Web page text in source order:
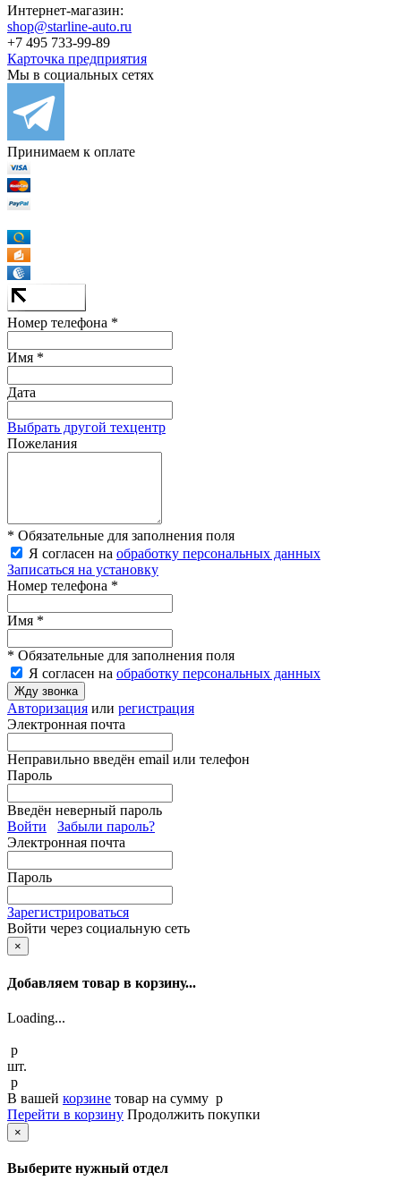
Интернет-магазин:
shop@starline-auto.ru
+7 495 733-99-89
Карточка предприятия
Мы в социальных сетях
Принимаем к оплате
Номер телефона *
Имя *
Дата
Выбрать другой техцентр
Пожелания
* Обязательные для заполнения поля
Я согласен на обработку персональных данных
Записаться на установку
Номер телефона *
Имя *
* Обязательные для заполнения поля
Я согласен на обработку персональных данных
Жду звонка
Авторизация или регистрация
Электронная почта
Неправильно введён email или телефон
Пароль
Введён неверный пароль
Войти
Забыли пароль?
Электронная почта
Пароль
Зарегистрироваться
Войти через социальную сеть
×
Добавляем товар в корзину...
Loading...
p
шт.
p
В вашей корзине товар на сумму p
Перейти в корзину Продолжить покупки
×
Выберите нужный отдел